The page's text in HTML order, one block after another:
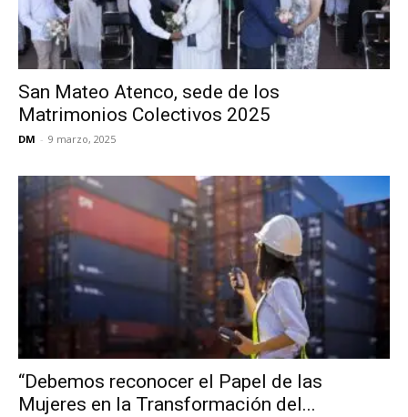
San Mateo Atenco, sede de los
Matrimonios Colectivos 2025
DM - 9 marzo, 2025
“Debemos reconocer el Papel de las
Mujeres en la Transformación del...